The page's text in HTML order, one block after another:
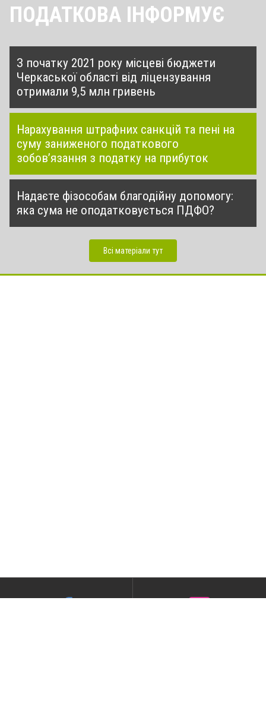
ПОДАТКОВА ІНФОРМУЄ
З початку 2021 року місцеві бюджети
Черкаської області від ліцензування
отримали 9,5 млн гривень
Нарахування штрафних санкцій та пені на
суму заниженого податкового
зобов’язання з податку на прибуток
Надаєте фізособам благодійну допомогу:
яка сума не оподатковується ПДФО?
Всі матеріали тут